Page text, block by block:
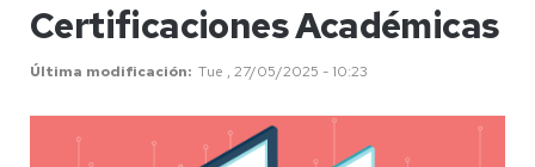
Certificaciones Académicas
Última modificación Tue , 27/05/2025 - 10:23